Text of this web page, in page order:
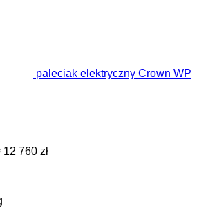
paleciak elektryczny Crown WP
12 760 zł